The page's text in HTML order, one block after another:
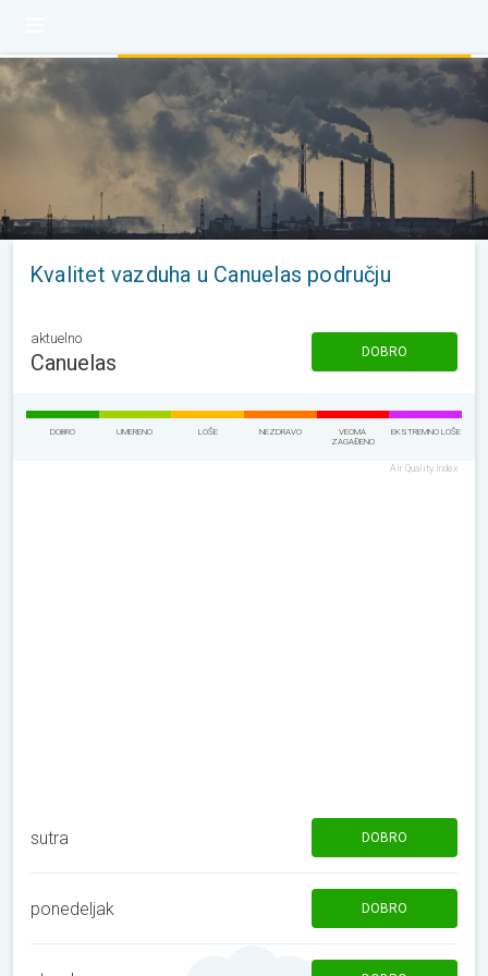
Kvalitet vazduha u Canuelas području
aktuelno
Canuelas DOBRO
DOBRO UMERENO LOŠE NEZDRAVO
VEOMA
ZAGAĐENO
EKSTREMNO LOŠE
Air Quality Index
sutra DOBRO
ponedeljak DOBRO